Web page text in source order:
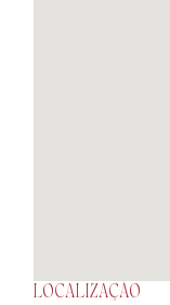
LOCALIZAÇÃO